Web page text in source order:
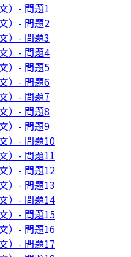
）- 問題1
）- 問題2
）- 問題3
）- 問題4
）- 問題5
）- 問題6
）- 問題7
）- 問題8
）- 問題9
）- 問題10
）- 問題11
）- 問題12
）- 問題13
）- 問題14
）- 問題15
）- 問題16
）- 問題17